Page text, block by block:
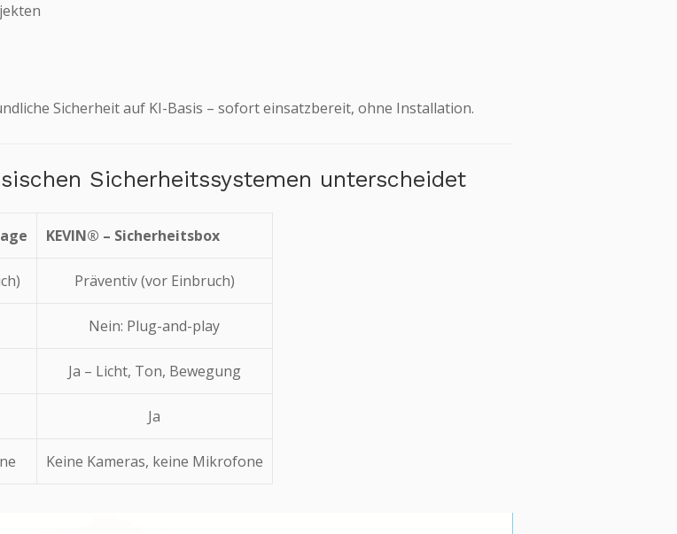
Sicherheit auf KI-Basis – sofort einsatzbereit, ohne Installation.
Sicherheitssystemen unterscheidet
KEVIN® – Sicherheitsbox
Präventiv (vor Einbruch)
Nein: Plug-and-play
Ja – Licht, Ton, Bewegung
Ja
Keine Kameras, keine Mikrofone